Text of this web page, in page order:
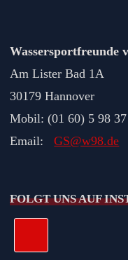
Wassersportfreunde
Am Lister Bad 1A
30179 Hannover
Mobil: (01 60) 5 98
Email:GS@w98.de
FOLGT UNS AUF